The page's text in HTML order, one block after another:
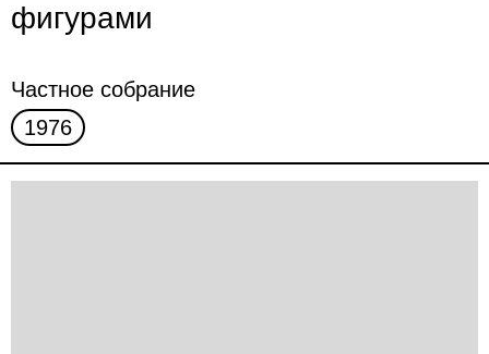
фигурами
Частное собрание
1976